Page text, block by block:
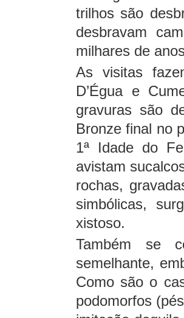
trilhos são
desbravam
milhares de
As visitas
D’Égua e
gravuras são
Bronze final no
1ª Idade do
avistam
rochas,
simbólicas,
xistoso.
Também se
semelhante,
Como são o
podomorfos